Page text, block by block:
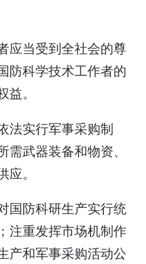
应当受到全社会的尊
防科学技术工作者的
。
实行军事采购制
武器装备和物资、
。
防科研生产实行统
注重发挥市场机制作
产和军事采购活动公